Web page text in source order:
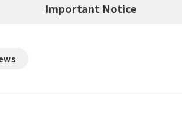
Important Notice